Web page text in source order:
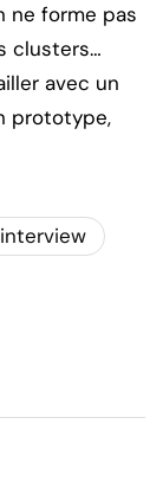
ne forme pas
clusters…
avec un
prototype,
interview